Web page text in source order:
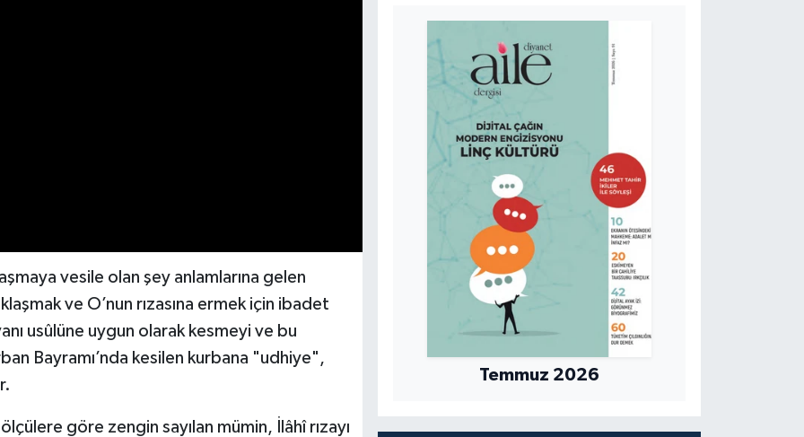
vesile olan şey anlamlarına gelen
ve O’nun rızasına ermek için ibadet
usûlüne uygun olarak kesmeyi ve bu
Bayramı’nda kesilen kurbana "udhiye",
göre zengin sayılan mümin, İlâhî rızayı
Temmuz 2026